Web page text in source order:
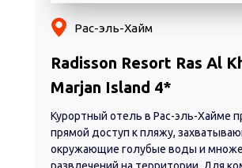
Курортный отель в Рас-эль-Хайме
прямой доступ к пляжу,
окружающие голубые воды и
Radisson Resort Ras Al
Marjan Island 4*
Рас-эль-Хайм